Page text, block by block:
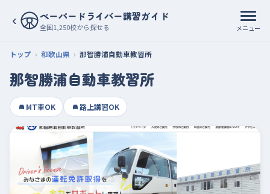
‹ ペーパードライバー講習ガイド
全国1,250校から探せる メニュー
トップ 和歌山県 那智勝浦自動車教習所
那智勝浦自動車教習所
MT車OK 路上講習OK